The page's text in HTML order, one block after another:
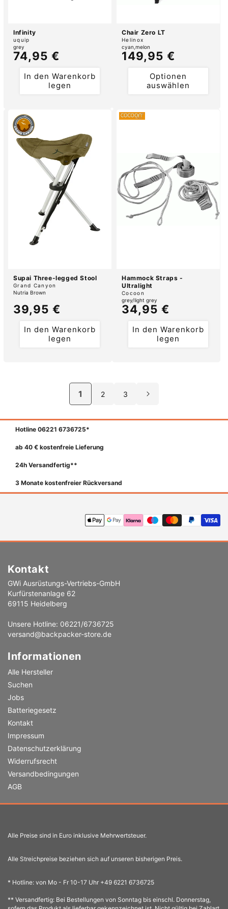
Infinity
Anbieter:
uquip
grey
Normaler
74,95 €
In den Warenkorb
legen
Chair Zero LT
Anbieter:
Helinox
cyan melon
Normaler
149,95 €
Optionen
auswählen
Supai Three-legged Stool
Anbieter:
Grand Canyon
Nutria Brown
Normaler
39,95 €
In den Warenkorb
legen
Hammock Straps -
Ultralight
Anbieter:
Cocoon
grey/light grey
Normaler
34,95 €
In den Warenkorb
legen
1 2 3
Hotline 06221 6736725*
ab 40 € kostenfreie Lieferung
24h Versandfertig**
3 Monate kostenfreier Rückversand
Kontakt
GWi Ausrüstungs-Vertriebs-GmbH
Kurfürstenanlage 62
69115 Heidelberg
Unsere Hotline: 06221/6736725
versand@backpacker-store.de
Informationen
Alle Hersteller
Suchen
Jobs
Batteriegesetz
Kontakt
Impressum
Datenschutzerklärung
Widerrufsrecht
Versandbedingungen
AGB
Alle Preise sind in Euro inklusive Mehrwertsteuer.
Alle Streichpreise beziehen sich auf unseren bisherigen Preis.
* Hotline: von Mo - Fr 10-17 Uhr +49 6221 6736725
** Versandfertig: Bei Bestellungen von Sonntag bis einschl. Donnerstag,